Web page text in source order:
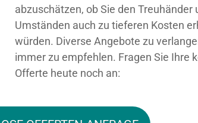
abzuschätzen, ob Sie den Treuhänder
Umständen auch zu tieferen Kosten
würden. Diverse Angebote zu
immer zu empfehlen. Fragen Sie Ihre
Offerte heute noch an: